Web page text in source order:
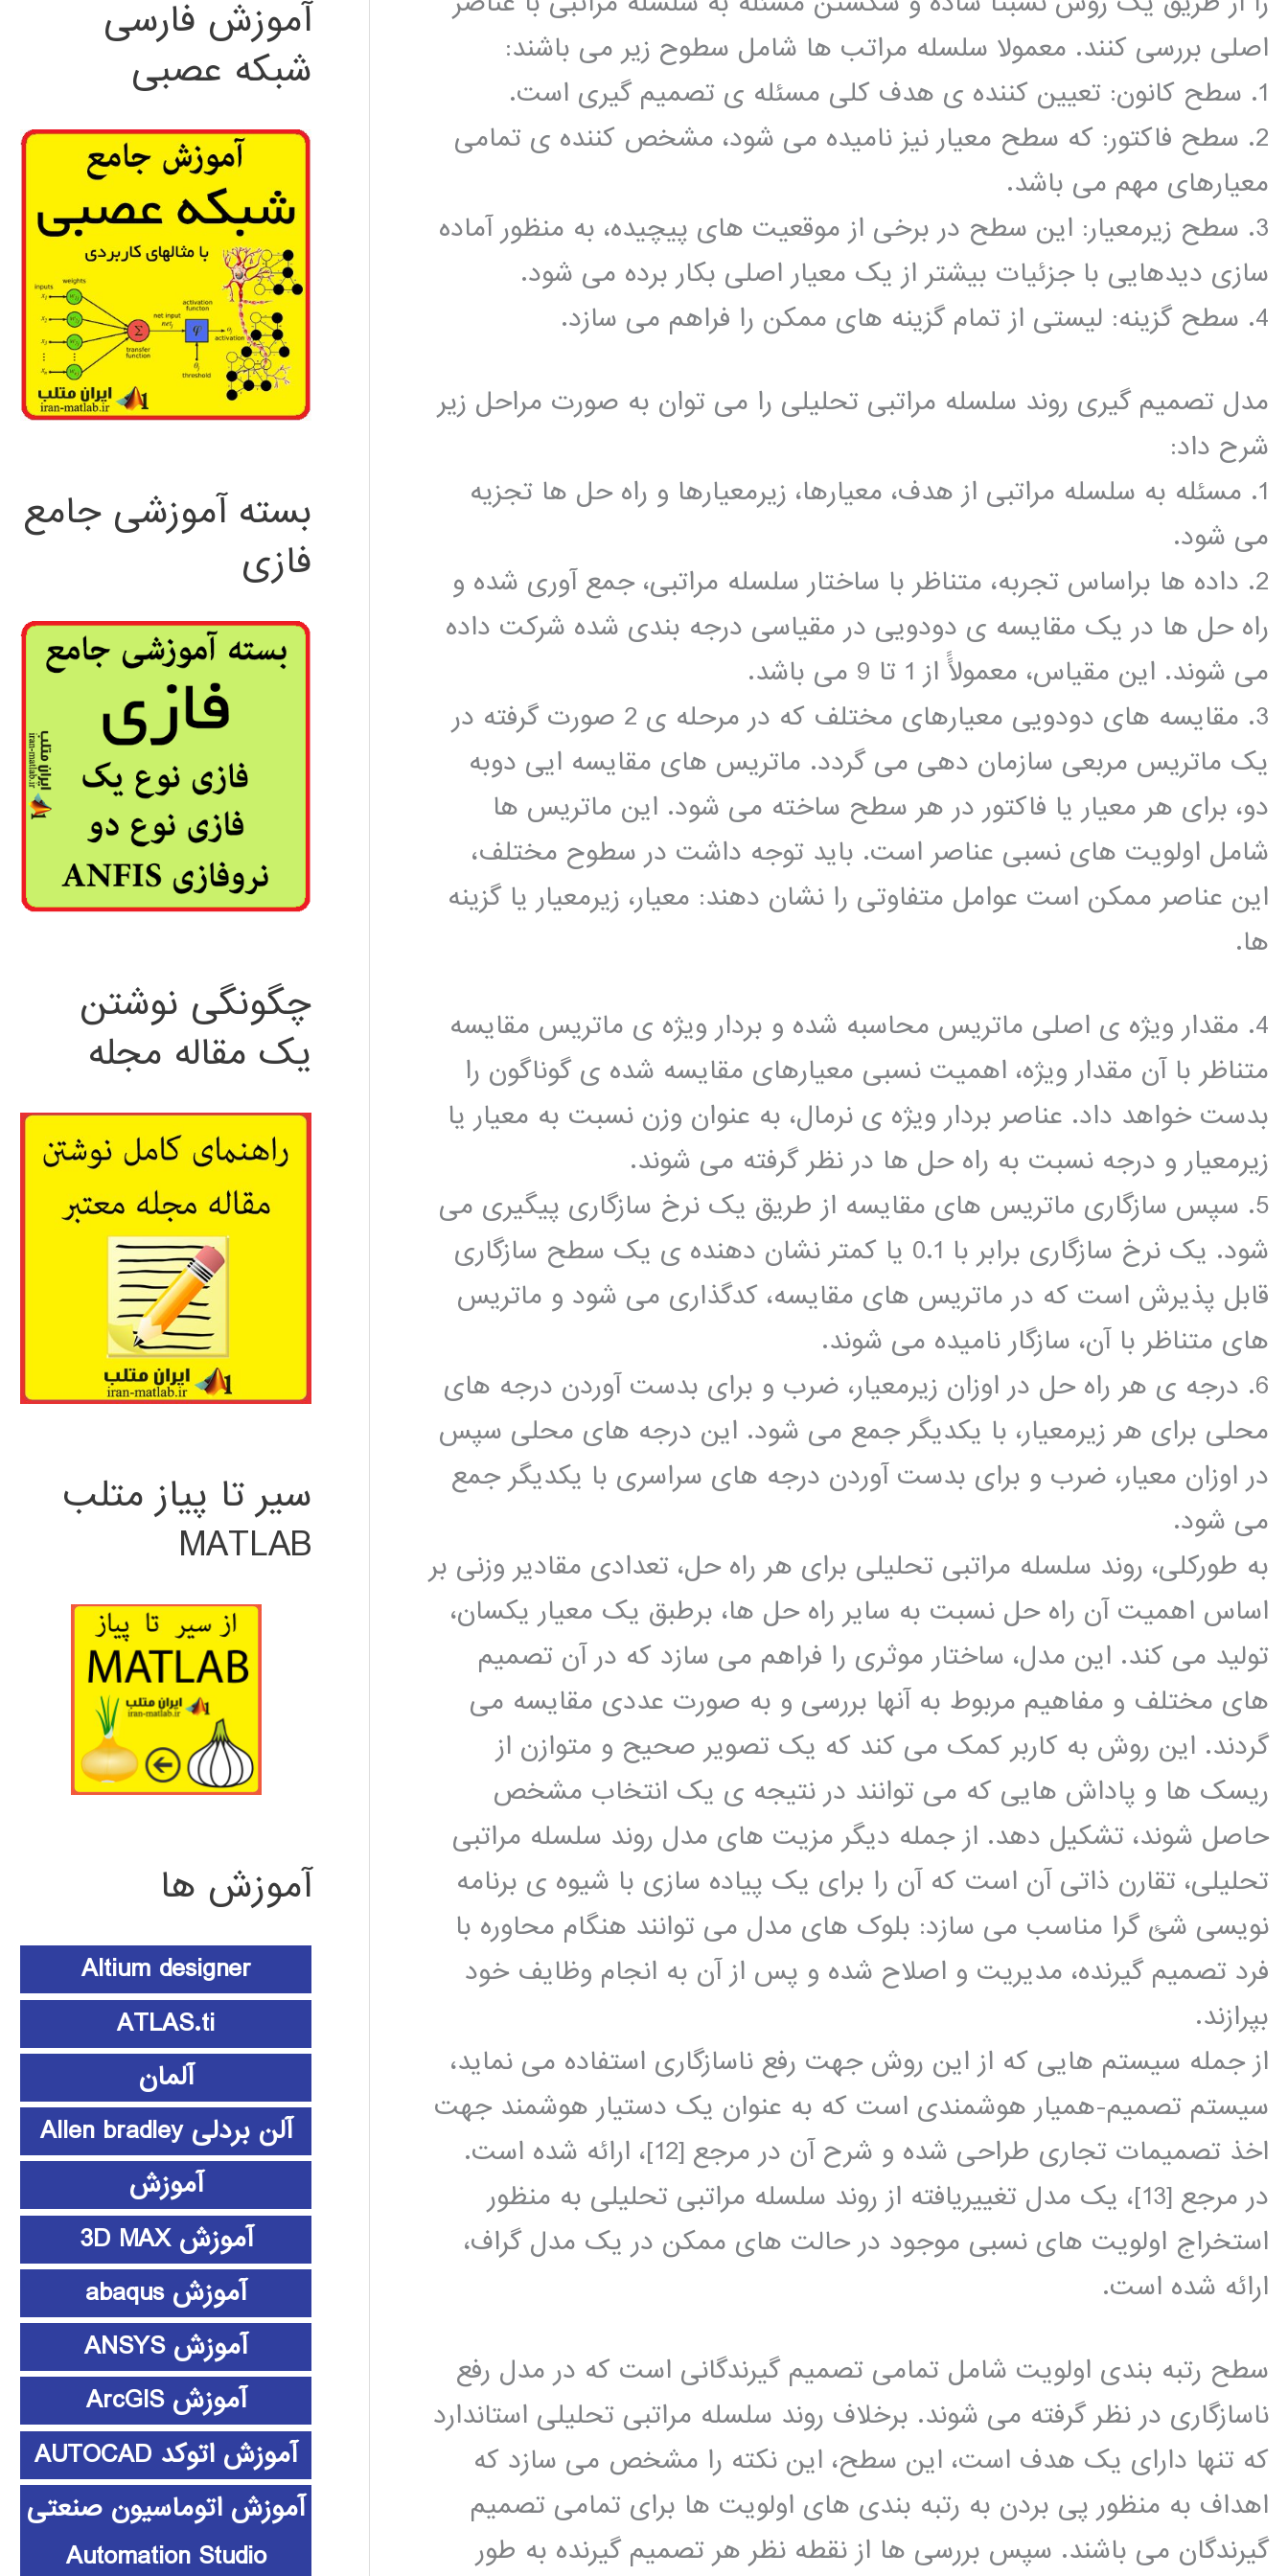
اصلی بررسی کنند. معمولا سلسله مراتب ها شامل سطوح زیر می باشند:
1. سطح کانون: تعیین کننده ی هدف کلی مسئله ی تصمیم گیری است.
2. سطح فاکتور: که سطح معیار نیز نامیده می شود، مشخص کننده ی تمامی
معیارهای مهم می باشد.
3. سطح زیرمعیار: این سطح در برخی از موقعیت های پیچیده، به منظور آماده
سازی دیدهایی با جزئیات بیشتر از یک معیار اصلی بکار برده می شود.
4. سطح گزینه: لیستی از تمام گزینه های ممکن را فراهم می سازد.
مدل تصمیم گیری روند سلسله مراتبی تحلیلی را می توان به صورت مراحل زیر
شرح داد:
1. مسئله به سلسله مراتبی از هدف، معیارها، زیرمعیارها و راه حل ها تجزیه
می شود.
2. داده ها براساس تجربه، متناظر با ساختار سلسله مراتبی، جمع آوری شده و
راه حل ها در یک مقایسه ی دودویی در مقیاسی درجه بندی شده شرکت داده
می شوند. این مقیاس، معمولاًً از 1 تا 9 می باشد.
3. مقایسه های دودویی معیارهای مختلف که در مرحله ی 2 صورت گرفته در
یک ماتریس مربعی سازمان دهی می گردد. ماتریس های مقایسه ایی دوبه
دو، برای هر معیار یا فاکتور در هر سطح ساخته می شود. این ماتریس ها
شامل اولویت های نسبی عناصر است. باید توجه داشت در سطوح مختلف،
این عناصر ممکن است عوامل متفاوتی را نشان دهند: معیار، زیرمعیار یا گزینه
ها.
4. مقدار ویژه ی اصلی ماتریس محاسبه شده و بردار ویژه ی ماتریس مقایسه
متناظر با آن مقدار ویژه، اهمیت نسبی معیارهای مقایسه شده ی گوناگون را
بدست خواهد داد. عناصر بردار ویژه ی نرمال، به عنوان وزن نسبت به معیار یا
زیرمعیار و درجه نسبت به راه حل ها در نظر گرفته می شوند.
5. سپس سازگاری ماتریس های مقایسه از طریق یک نرخ سازگاری پیگیری می
شود. یک نرخ سازگاری برابر با 0.1 یا کمتر نشان دهنده ی یک سطح سازگاری
قابل پذیرش است که در ماتریس های مقایسه، کدگذاری می شود و ماتریس
های متناظر با آن، سازگار نامیده می شوند.
6. درجه ی هر راه حل در اوزان زیرمعیار، ضرب و برای بدست آوردن درجه های
محلی برای هر زیرمعیار، با یکدیگر جمع می شود. این درجه های محلی سپس
در اوزان معیار، ضرب و برای بدست آوردن درجه های سراسری با یکدیگر جمع
می شود.
به طورکلی، روند سلسله مراتبی تحلیلی برای هر راه حل، تعدادی مقادیر وزنی بر
اساس اهمیت آن راه حل نسبت به سایر راه حل ها، برطبق یک معیار یکسان،
تولید می کند. این مدل، ساختار موثری را فراهم می سازد که در آن تصمیم
های مختلف و مفاهیم مربوط به آنها بررسی و به صورت عددی مقایسه می
گردند. این روش به کاربر کمک می کند که یک تصویر صحیح و متوازن از
ریسک ها و پاداش هایی که می توانند در نتیجه ی یک انتخاب مشخص
حاصل شوند، تشکیل دهد. از جمله دیگر مزیت های مدل روند سلسله مراتبی
تحلیلی، تقارن ذاتی آن است که آن را برای یک پیاده سازی با شیوه ی برنامه
نویسی شئ گرا مناسب می سازد: بلوک های مدل می توانند هنگام محاوره با
فرد تصمیم گیرنده، مدیریت و اصلاح شده و پس از آن به انجام وظایف خود
بپرازند.
از جمله سیستم هایی که از این روش جهت رفع ناسازگاری استفاده می نماید،
سیستم تصمیم-همیار هوشمندی است که به عنوان یک دستیار هوشمند جهت
اخذ تصمیمات تجاری طراحی شده و شرح آن در مرجع [12]، ارائه شده است.
در مرجع [13]، یک مدل تغییریافته از روند سلسله مراتبی تحلیلی به منظور
استخراج اولویت های نسبی موجود در حالت های ممکن در یک مدل گراف،
ارائه شده است.
سطح رتبه بندی اولویت شامل تمامی تصمیم گیرندگانی است که در مدل رفع
ناسازگاری در نظر گرفته می شوند. برخلاف روند سلسله مراتبی تحلیلی استاندارد
که تنها دارای یک هدف است، این سطح، این نکته را مشخص می سازد که
اهداف به منظور پی بردن به رتبه بندی های اولویت ها برای تمامی تصمیم
گیرندگان می باشند. سپس بررسی ها از نقطه نظر هر تصمیم گیرنده به طور
آموزش فارسی
شبکه عصبی
بسته آموزشی جامع
فازی
چگونگی نوشتن
یک مقاله مجله
سیر تا پیاز متلب
MATLAB
آموزش ها
Altium designer
ATLAS.ti
آلمان
آلن بردلی Allen bradley
آموزش
آموزش 3D MAX
آموزش abaqus
آموزش ANSYS
آموزش ArcGIS
آموزش اتوکد AUTOCAD
آموزش اتوماسیون صنعتی
Automation Studio